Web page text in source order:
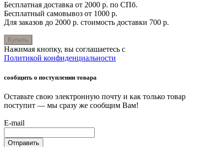
Бесплатная доставка от 2000 р. по СПб.
Бесплатный самовывоз от 1000 р.
Для заказов до 2000 р. стоимость доставки 700 р.
Купить
Нажимая кнопку, вы соглашаетесь с
Политикой конфиденциальности
сообщить о поступлении товара
Оставьте свою электронную почту и как только товар
поступит — мы сразу же сообщим Вам!
E-mail
Отправить